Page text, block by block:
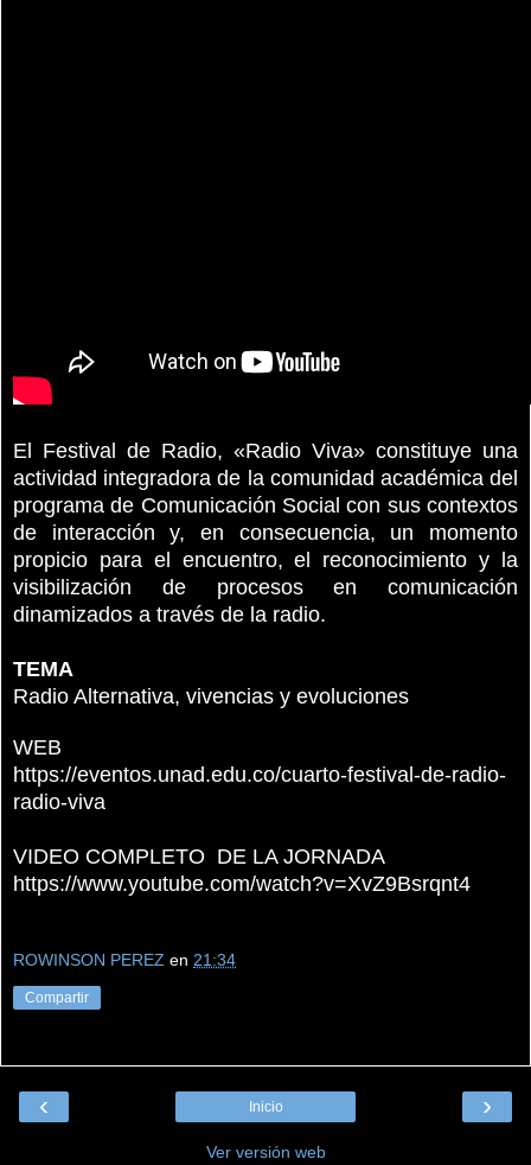
El Festival de Radio, «Radio Viva» constituye una
actividad integradora de la comunidad académica del
programa de Comunicación Social con sus contextos
de interacción y, en consecuencia, un momento
propicio para el encuentro, el reconocimiento y la
visibilización de procesos en comunicación
dinamizados a través de la radio.
TEMA
Radio Alternativa, vivencias y evoluciones
WEB
https://eventos.unad.edu.co/cuarto-festival-de-radio-
radio-viva
VIDEO COMPLETO DE LA JORNADA
https://www.youtube.com/watch?v=XvZ9Bsrqnt4
ROWINSON PEREZ en 21:34
Compartir
‹ ›
Inicio
Ver versión web